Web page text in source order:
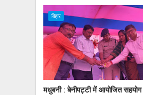
बिहार
मधुबनी : बेनीपट्टी में आयोजित सहयोग